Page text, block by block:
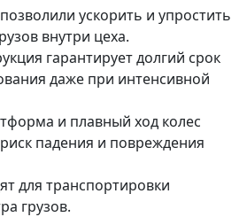
ускорить и упростить
внутри цеха.
гарантирует долгий срок
даже при интенсивной
и плавный ход колес
падения и повреждения
для транспортировки
грузов.